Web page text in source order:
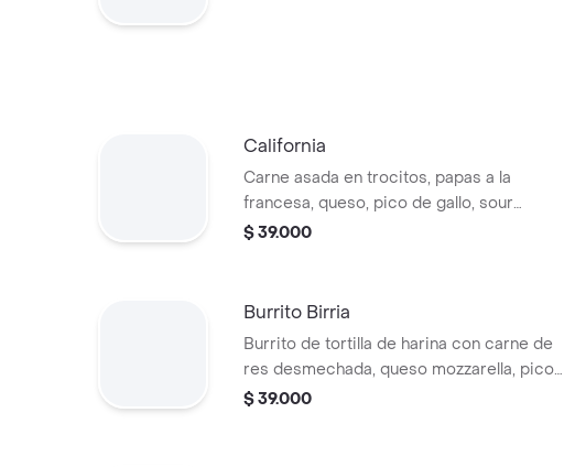
California
Carne asada en trocitos, papas a la
francesa, queso, pico de gallo, sour
cream, guacamole y salsa de queso
$ 39.000
Burrito Birria
Burrito de tortilla de harina con carne de
res desmechada, queso mozzarella, pico
de gallo y guacamole.
$ 39.000